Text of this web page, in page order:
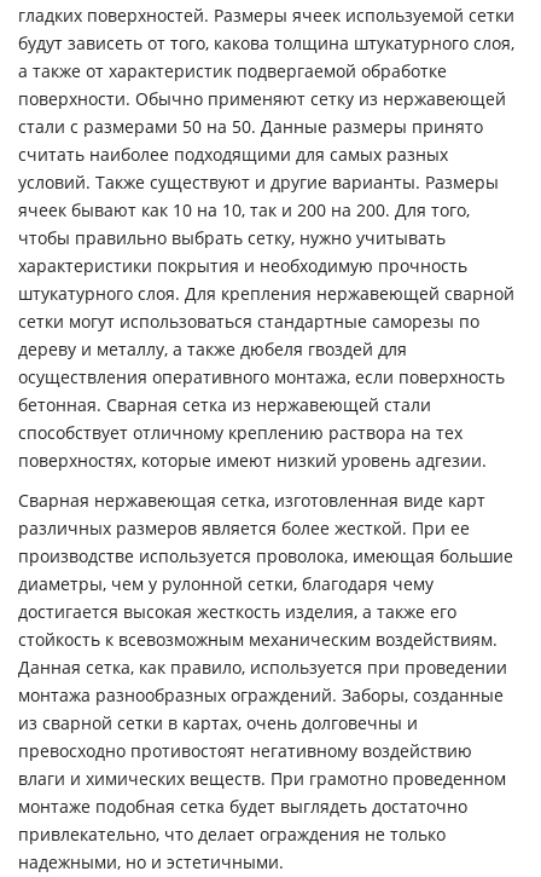
гладких поверхностей. Размеры ячеек используемой сетки
будут зависеть от того, какова толщина штукатурного слоя,
а также от характеристик подвергаемой обработке
поверхности. Обычно применяют сетку из нержавеющей
стали с размерами 50 на 50. Данные размеры принято
считать наиболее подходящими для самых разных
условий. Также существуют и другие варианты. Размеры
ячеек бывают как 10 на 10, так и 200 на 200. Для того,
чтобы правильно выбрать сетку, нужно учитывать
характеристики покрытия и необходимую прочность
штукатурного слоя. Для крепления нержавеющей сварной
сетки могут использоваться стандартные саморезы по
дереву и металлу, а также дюбеля гвоздей для
осуществления оперативного монтажа, если поверхность
бетонная. Сварная сетка из нержавеющей стали
способствует отличному креплению раствора на тех
поверхностях, которые имеют низкий уровень адгезии.
Сварная нержавеющая сетка, изготовленная виде карт
различных размеров является более жесткой. При ее
производстве используется проволока, имеющая большие
диаметры, чем у рулонной сетки, благодаря чему
достигается высокая жесткость изделия, а также его
стойкость к всевозможным механическим воздействиям.
Данная сетка, как правило, используется при проведении
монтажа разнообразных ограждений. Заборы, созданные
из сварной сетки в картах, очень долговечны и
превосходно противостоят негативному воздействию
влаги и химических веществ. При грамотно проведенном
монтаже подобная сетка будет выглядеть достаточно
привлекательно, что делает ограждения не только
надежными, но и эстетичными.